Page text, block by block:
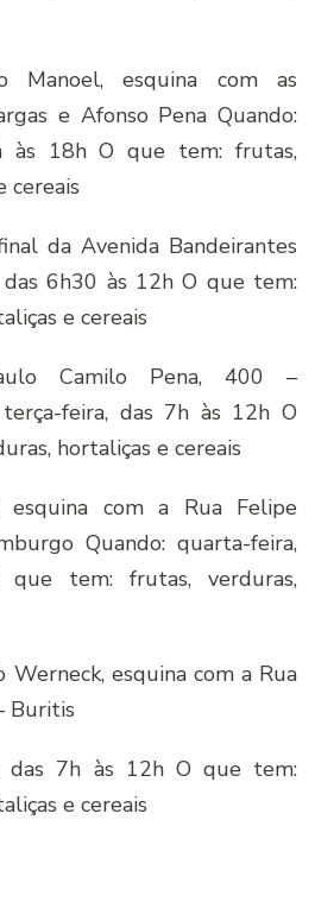
Manoel, esquina com as
e Afonso Pena Quando:
às 18h O que tem: frutas,
cereais
da Avenida Bandeirantes
das 6h30 às 12h O que tem:
e cereais
Camilo Pena, 400 –
feira, das 7h às 12h O
hortaliças e cereais
esquina com a Rua Felipe
Quando: quarta-feira,
tem: frutas, verduras,
Werneck, esquina com a Rua
Buritis
das 7h às 12h O que tem:
e cereais